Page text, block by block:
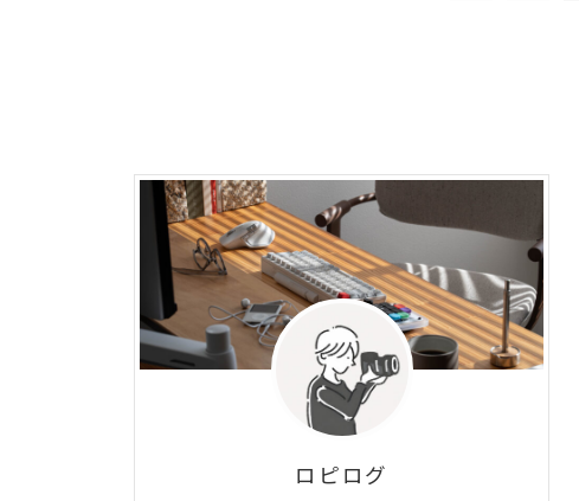
ロピログ